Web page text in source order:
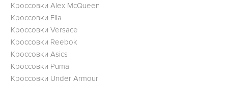
Кроссовки Alex McQueen
Кроссовки Fila
Кроссовки Versace
Кроссовки Reebok
Кроссовки Asics
Кроссовки Puma
Кроссовки Under Armour